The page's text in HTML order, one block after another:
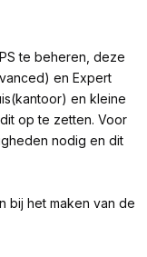
te beheren, deze
en Expert
en kleine
op te zetten. Voor
nodig en dit
bij het maken van de